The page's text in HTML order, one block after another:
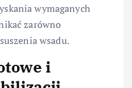
wymaganych
zarówno
wsadu.
i